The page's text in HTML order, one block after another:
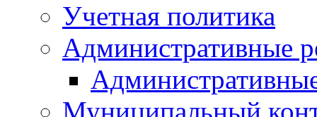
Учетная политика
Административные